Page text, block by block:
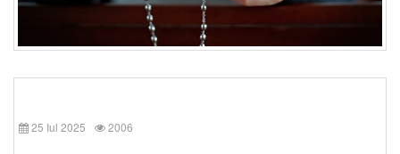
25 Iul 2025 2006